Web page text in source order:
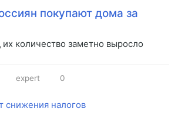
покупают дома за
количество заметно выросло
expert 0